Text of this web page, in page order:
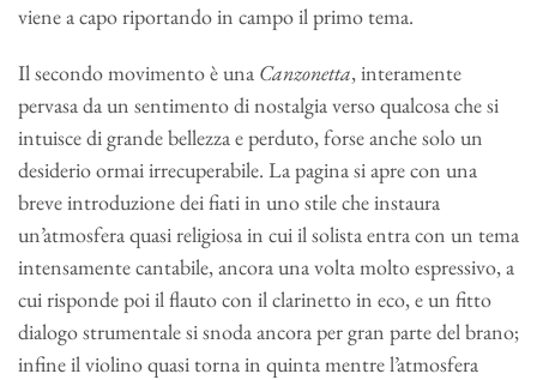
viene a capo riportando in campo il primo tema.
Il secondo movimento è una Canzonetta, interamente
pervasa da un sentimento di nostalgia verso qualcosa che si
intuisce di grande bellezza e perduto, forse anche solo un
desiderio ormai irrecuperabile. La pagina si apre con una
breve introduzione dei fiati in uno stile che instaura
un’atmosfera quasi religiosa in cui il solista entra con un tema
intensamente cantabile, ancora una volta molto espressivo, a
cui risponde poi il flauto con il clarinetto in eco, e un fitto
dialogo strumentale si snoda ancora per gran parte del brano;
infine il violino quasi torna in quinta mentre l’atmosfera